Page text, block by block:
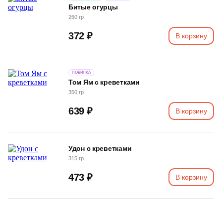
Битые огурцы
260 гр
372 ₽ В корзину
Том Ям с креветками
НОВИНКА
350 гр
639 ₽ В корзину
Удон с креветками
315 гр
473 ₽ В корзину